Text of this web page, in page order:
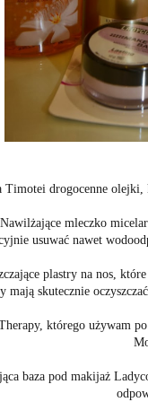
Timotei drogocenne
mleczko
usuwać nawet
plastry na nos,
mają skutecznie
którego używam
baza pod makijaż